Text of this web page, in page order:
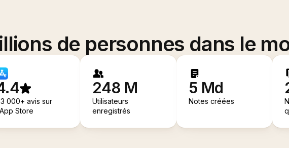
de personnes dans le
000+ avis sur
Store
248 M
Utilisateurs
enregistrés
5 Md
Notes créées